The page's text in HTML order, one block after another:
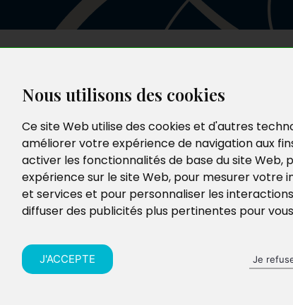
Nous utilisons des cookies
Ce site Web utilise des cookies et d'autres
améliorer votre expérience de navigation aux
activer les fonctionnalités de base du site Web,
expérience sur le site Web, pour mesurer votre
et services et pour personnaliser les
diffuser des publicités plus pertinentes pour vous
J'ACCEPTE Je